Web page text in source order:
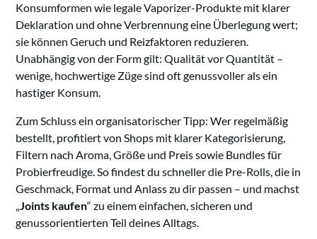
Konsumformen wie legale Vaporizer-Produkte mit klarer
Deklaration und ohne Verbrennung eine Überlegung wert;
sie können Geruch und Reizfaktoren reduzieren.
Unabhängig von der Form gilt: Qualität vor Quantität –
wenige, hochwertige Züge sind oft genussvoller als ein
hastiger Konsum.
Zum Schluss ein organisatorischer Tipp: Wer regelmäßig
bestellt, profitiert von Shops mit klarer Kategorisierung,
Filtern nach Aroma, Größe und Preis sowie Bundles für
Probierfreudige. So findest du schneller die Pre-Rolls, die in
Geschmack, Format und Anlass zu dir passen – und machst
„Joints kaufen“ zu einem einfachen, sicheren und
genussorientierten Teil deines Alltags.